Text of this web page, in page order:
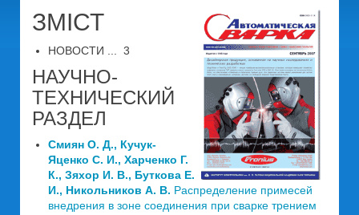
ЗМІСТ
НОВОСТИ ... 3
НАУЧНО-
ТЕХНИЧЕСКИЙ
РАЗДЕЛ
Смиян О. Д., Кучук-
Яценко С. И., Харченко Г.
К., Зяхор И. В., Буткова Е.
И., Никольников А. В. Распределение примесей
внедрения в зоне соединения при сварке трением